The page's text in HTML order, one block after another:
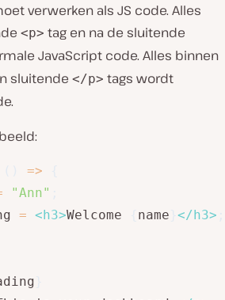
verwerken als JS code. Alles
<p> tag en na de sluitende
JavaScript code. Alles binnen
sluitende </p> tags wordt
=>
"Ann"
= <h3>Welcome name </h3>